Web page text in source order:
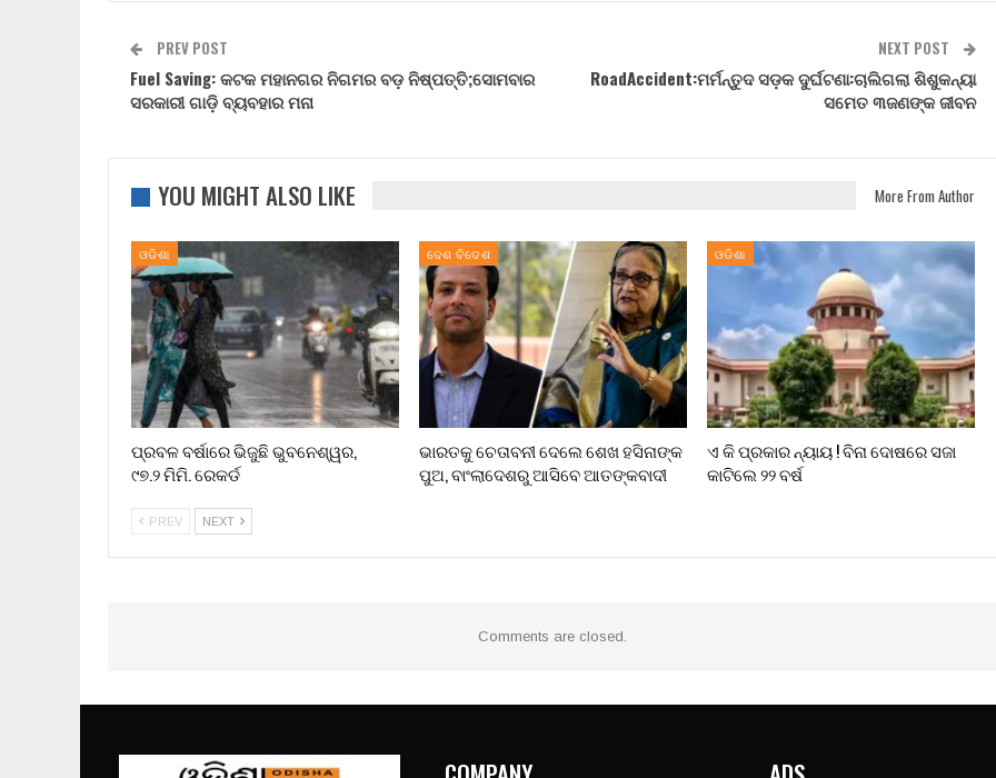
PREV POST
Fuel Saving: କଟକ ମହାନଗର ନିଗମର ବଡ଼ ନିଷ୍ପତ୍ତି;ସୋମବାର
ସରକାରୀ ଗାଡ଼ି ବ୍ୟବହାର ମନା
NEXT POST
RoadAccident:ମର୍ମନ୍ତୁଦ ସଡ଼କ ଦୁର୍ଘଟଣା:ଚାଲିଗଲା ଶିଶୁକନ୍ୟା
ସମେତ ୩ଜଣଙ୍କ ଜୀବନ
YOU MIGHT ALSO LIKE More From Author
ଓଡିଶା
ପ୍ରବଳ ବର୍ଷାରେ ଭିଜୁଛି ଭୁବନେଶ୍ୱର,
୯୭.୨ ମିମି. ରେକର୍ଡ
ଦେଶ ବିଦେଶ
ଭାରତକୁ ଚେତାବନୀ ଦେଲେ ଶେଖ ହସିନାଙ୍କ
ପୁଅ, ବାଂଲାଦେଶରୁ ଆସିବେ ଆତଙ୍କବାଦୀ
ଓଡିଶା
ଏ କି ପ୍ରକାର ନ୍ୟାୟ ! ବିନା ଦୋଷରେ ସଜା
କାଟିଲେ ୨୨ ବର୍ଷ
PREV NEXT
Comments are closed.